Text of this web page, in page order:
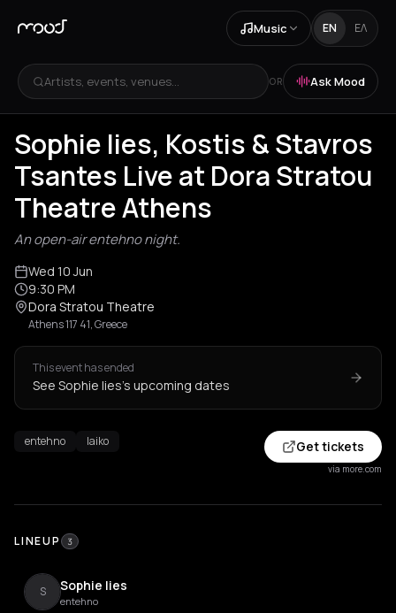
Music EN ΕΛ
Artists, events, venues... OR Ask Mood
Sophie lies, Kostis & Stavros
Tsantes Live at Dora Stratou
Theatre Athens
An open-air entehno night.
Wed 10 Jun
9:30 PM
Dora Stratou Theatre
Athens 117 41, Greece
This event has ended
See Sophie lies's upcoming dates
entehno laiko Get tickets
via more.com
LINEUP 3
S Sophie lies
entehno